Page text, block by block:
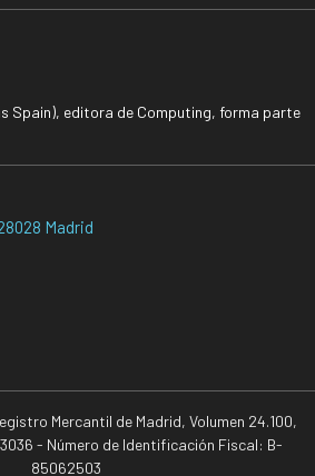
Spain), editora de Computing, forma parte
Madrid
Mercantil de Madrid, Volumen 24.100,
- Número de Identificación Fiscal: B-
85062503